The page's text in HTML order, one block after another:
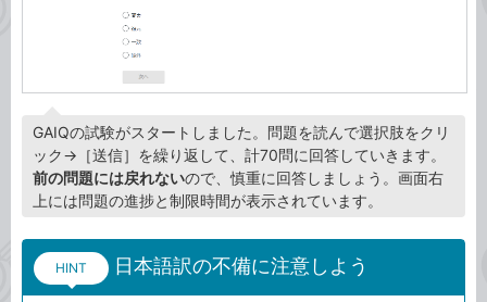
GAIQの試験がスタートしました。問題を読んで選択肢をクリ
ック→［送信］を繰り返して、計70問に回答していきます。
前の問題には戻れないので、慎重に回答しましょう。画面右
上には問題の進捗と制限時間が表示されています。
HINT 日本語訳の不備に注意しよう